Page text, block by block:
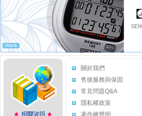
關於我們
售後服務與保固
常見問題Q&A
隱私權政策
著作權聲明